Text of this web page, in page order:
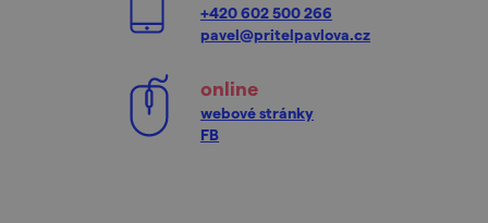
+420 602 500 266
pavel@pritelpavlova.cz
online
webové stránky
FB